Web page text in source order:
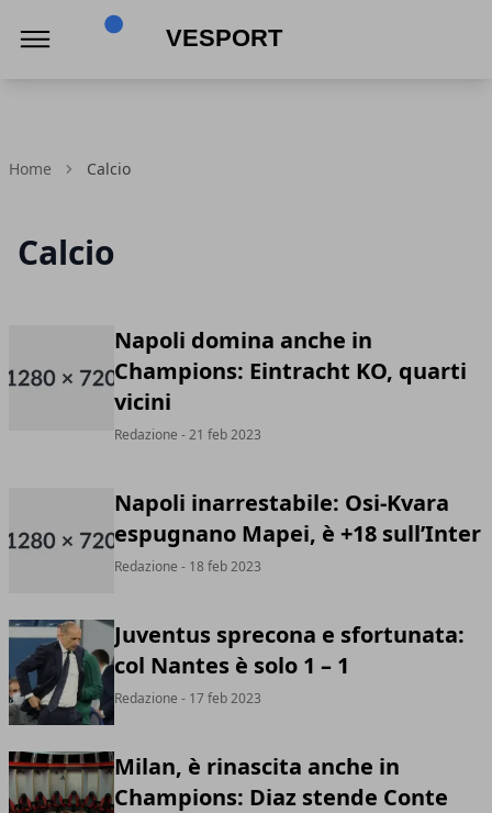
Home Calcio
Calcio
Napoli domina anche in
Champions: Eintracht KO, quarti
vicini
Redazione - 21 feb 2023
Napoli inarrestabile: Osi-Kvara
espugnano Mapei, è +18 sull’Inter
Redazione - 18 feb 2023
Juventus sprecona e sfortunata:
col Nantes è solo 1 – 1
Redazione - 17 feb 2023
Milan, è rinascita anche in
Champions: Diaz stende Conte